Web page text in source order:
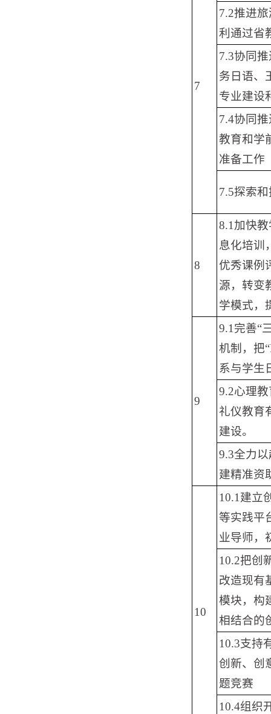
7
7.2推进
利通过省
7.3协同
务日语、
专业建设
7.4协同
教育和学
准备工作
7.5探索
8
8.1加快
息化培训
优秀课例
源，转变
学模式，
9
9.1完善“
机制，把
系与学生
9.2心理
礼仪教育
建设。
9.3全力
建精准资
10
10.1建立
等实践平
业导师，
10.2把创
改造现有
模块，构
相结合的
10.3支持
创新、创
题竞赛
10.4组织